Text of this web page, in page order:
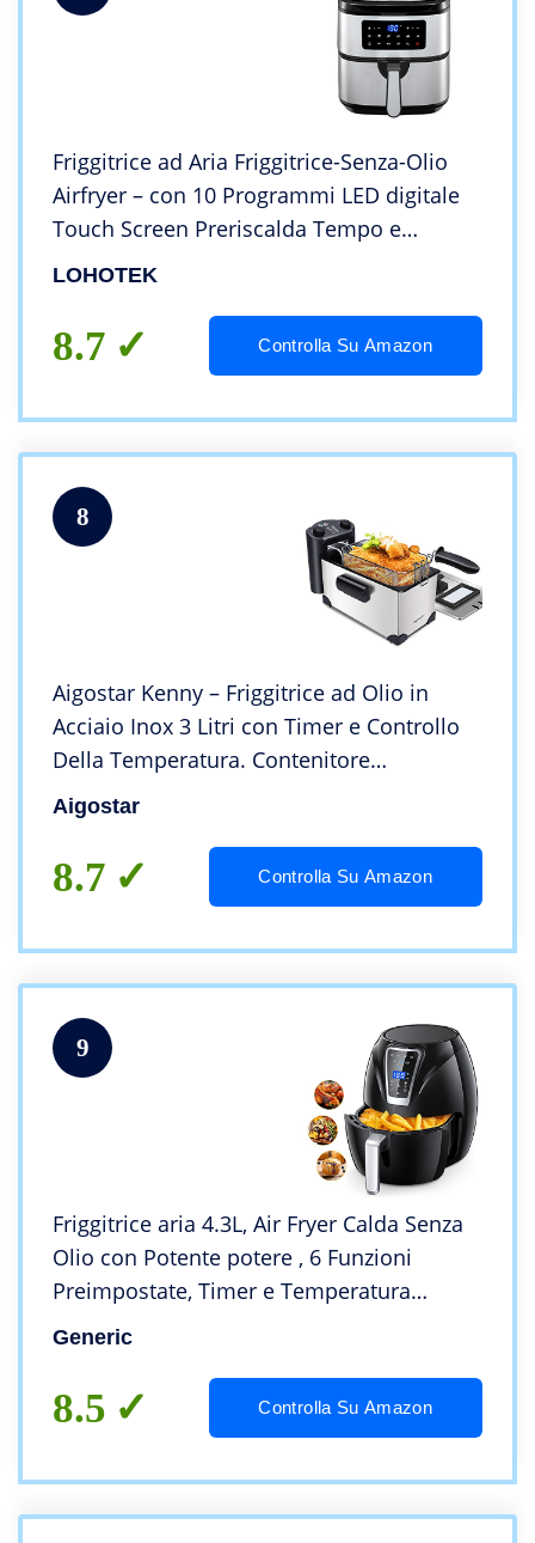
Friggitrice ad Aria Friggitrice-Senza-Olio
Airfryer – con 10 Programmi LED digitale
Touch Screen Preriscalda Tempo e
Temperatura Regolabili (7.5L)
LOHOTEK
8.7 Controlla Su Amazon
8
Aigostar Kenny – Friggitrice ad Olio in
Acciaio Inox 3 Litri con Timer e Controllo
Della Temperatura. Contenitore
Rimovibile, Coperchio di Visualizzazione e
Cestello per Friggere con Ganci. 2200 W
Aigostar
8.7 Controlla Su Amazon
9
Friggitrice aria 4.3L, Air Fryer Calda Senza
Olio con Potente potere , 6 Funzioni
Preimpostate, Timer e Temperatura
Impostabile,Riscaldamento ad alta
– Nero
Generic
8.5 Controlla Su Amazon